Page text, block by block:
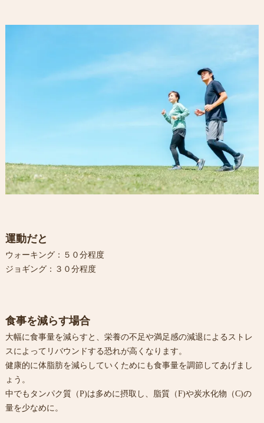
運動だと
ウォーキング：５０分程度
ジョギング：３０分程度
食事を減らす場合
大幅に食事量を減らすと、栄養の不足や満足感の減退によるストレ
スによってリバウンドする恐れが高くなります。
健康的に体脂肪を減らしていくためにも食事量を調節してあげまし
ょう。
中でもタンパク質（P)は多めに摂取し、脂質（F)や炭水化物（C)の
量を少なめに。